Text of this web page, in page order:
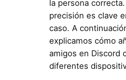
la persona correcta.
precisión es clave
caso. A
explicamos cómo
amigos en Discord
diferentes